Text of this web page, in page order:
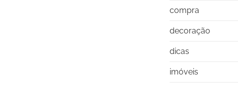
compra
decoração
dicas
imóveis